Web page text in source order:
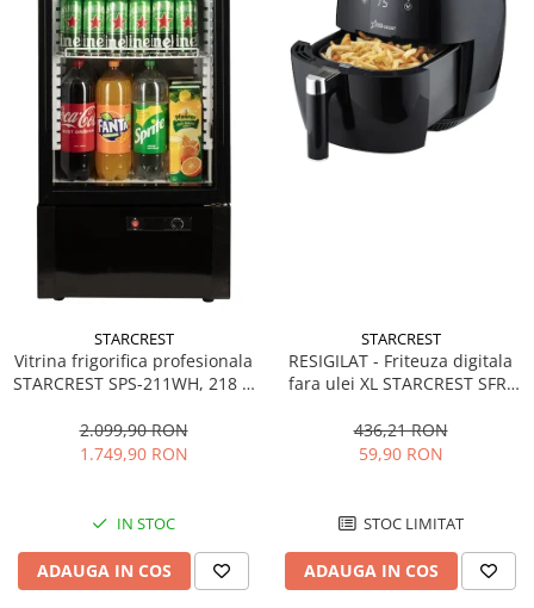
STARCREST
Vitrina frigorifica profesionala
STARCREST SPS-211WH, 218 L,
LED, H 141 cm, Negru
2.099,90 RON
1.749,90 RON
IN STOC
ADAUGA IN COS
STARCREST
RESIGILAT - Friteuza digitala
fara ulei XL STARCREST SFR-
Termostat 80 - 200 °C, 8
programe predefinite, Negru
436,21 RON
59,90 RON
STOC LIMITAT
ADAUGA IN COS